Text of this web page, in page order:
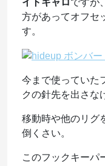
イトキャロですが
方があってオフセ
す。
今まで使っていた
クの針先を出さな
移動時や他のリグ
倒くさい。
このフックキーパ